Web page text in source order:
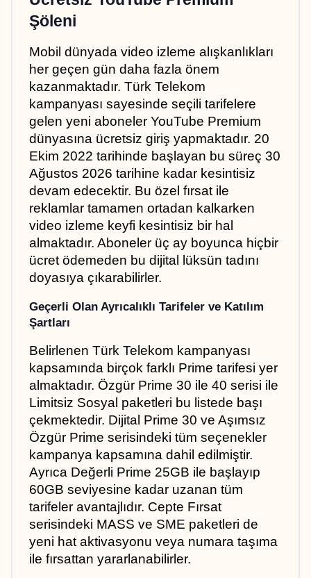
Şöleni
Mobil dünyada video izleme alışkanlıkları
her geçen gün daha fazla önem
kazanmaktadır. Türk Telekom
kampanyası sayesinde seçili tarifelere
gelen yeni aboneler YouTube Premium
dünyasına ücretsiz giriş yapmaktadır. 20
Ekim 2022 tarihinde başlayan bu süreç 30
Ağustos 2026 tarihine kadar kesintisiz
devam edecektir. Bu özel fırsat ile
reklamlar tamamen ortadan kalkarken
video izleme keyfi kesintisiz bir hal
almaktadır. Aboneler üç ay boyunca hiçbir
ücret ödemeden bu dijital lüksün tadını
doyasıya çıkarabilirler.
Geçerli Olan Ayrıcalıklı Tarifeler ve Katılım
Şartları
Belirlenen Türk Telekom kampanyası
kapsamında birçok farklı Prime tarifesi yer
almaktadır. Özgür Prime 30 ile 40 serisi ile
Limitsiz Sosyal paketleri bu listede başı
çekmektedir. Dijital Prime 30 ve Aşımsız
Özgür Prime serisindeki tüm seçenekler
kampanya kapsamına dahil edilmiştir.
Ayrıca Değerli Prime 25GB ile başlayıp
60GB seviyesine kadar uzanan tüm
tarifeler avantajlıdır. Cepte Fırsat
serisindeki MASS ve SME paketleri de
yeni hat aktivasyonu veya numara taşıma
ile fırsattan yararlanabilirler.